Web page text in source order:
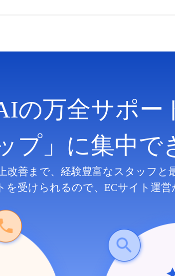
の万全サポー
プ」に集中で
改善まで、 経験豊富なスタッフと
受けられるので、 ECサイト運営